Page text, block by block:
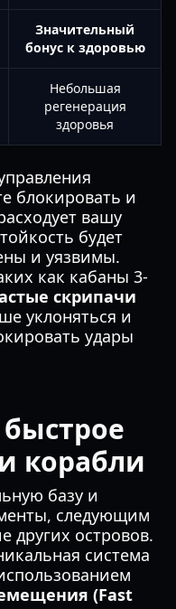
Значительный
бонус к здоровью
Небольшая
регенерация
здоровья
блокировать и
вашу
будет
и уязвимы.
как кабаны 3-
скрипачи
уклоняться и
удары
корабли
базу и
следующим
других островов.
система
(Fast